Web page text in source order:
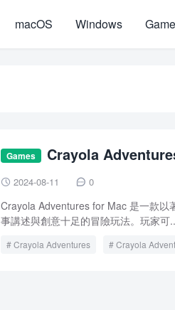
macOS Windows
Games
Crayola
crack
 2024-08-11  0
Crayola Adventures for Mac 是一款以
事講述與創意十足的冒險玩法。玩家可
Crayola Adventures Crayola